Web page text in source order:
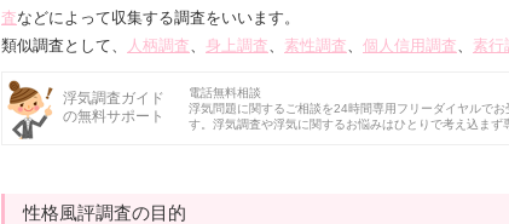
査などによって収集する調査をいいます。
類似調査として、
人柄調査、 身上調査、 素性調査、 個人信用調査、 素行
浮気調査ガイド
の無料サポート
電話無料相談
浮気問題に関するご相談を24時間専用フリーダイヤルで
す。浮気調査や浮気に関するお悩みはひとりで考え込まず
性格風評調査の目的